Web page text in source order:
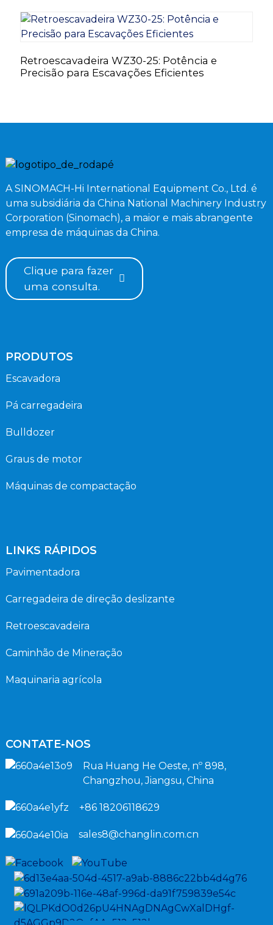
Retroescavadeira WZ30-25: Potência e
Precisão para Escavações Eficientes
A SINOMACH-Hi International Equipment Co., Ltd. é
uma subsidiária da China National Machinery Industry
Corporation (Sinomach), a maior e mais abrangente
empresa de máquinas da China.
Clique para fazer
uma consulta.
PRODUTOS
Escavadora
Pá carregadeira
Bulldozer
Graus de motor
Máquinas de compactação
LINKS RÁPIDOS
Pavimentadora
Carregadeira de direção deslizante
Retroescavadeira
Caminhão de Mineração
Maquinaria agrícola
CONTATE-NOS
Rua Huang He Oeste, nº 898,
Changzhou, Jiangsu, China
+86 18206118629
sales8@changlin.com.cn